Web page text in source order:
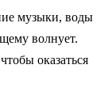
музыки, воды
волнует.
оказаться